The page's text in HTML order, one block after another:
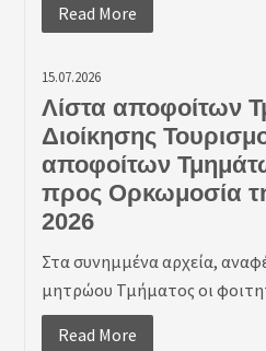
Read More
15.07.2026
Λίστα αποφοίτων
Διοίκησης
αποφοίτων
προς Ορκωμοσία
2026
Στα συνημμένα αρχεία,
μητρώου Τμήματος οι
Read More